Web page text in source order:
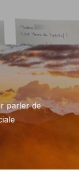
parler de